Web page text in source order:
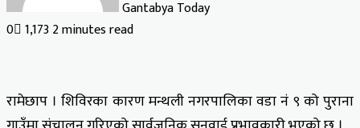
Gantabya Today
0 1,173 2 minutes read
रामेछाप । शिविरका कारण मन्थली नगरपालिका वडा नं ९ को पुराना